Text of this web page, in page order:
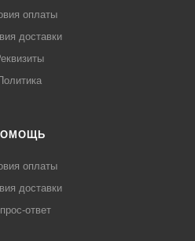
оплаты
доставки
оплаты
доставки
ответ